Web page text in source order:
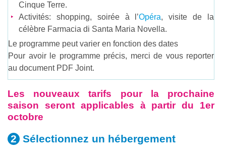
Cinque Terre.
Activités: shopping, soirée à l’Opéra, visite de la
célèbre Farmacia di Santa Maria Novella.
Le programme peut varier en fonction des dates
Pour avoir le programme précis, merci de vous reporter
au document PDF Joint.
Les nouveaux tarifs pour la prochaine
saison seront applicables à partir du 1er
octobre
Sélectionnez un hébergement